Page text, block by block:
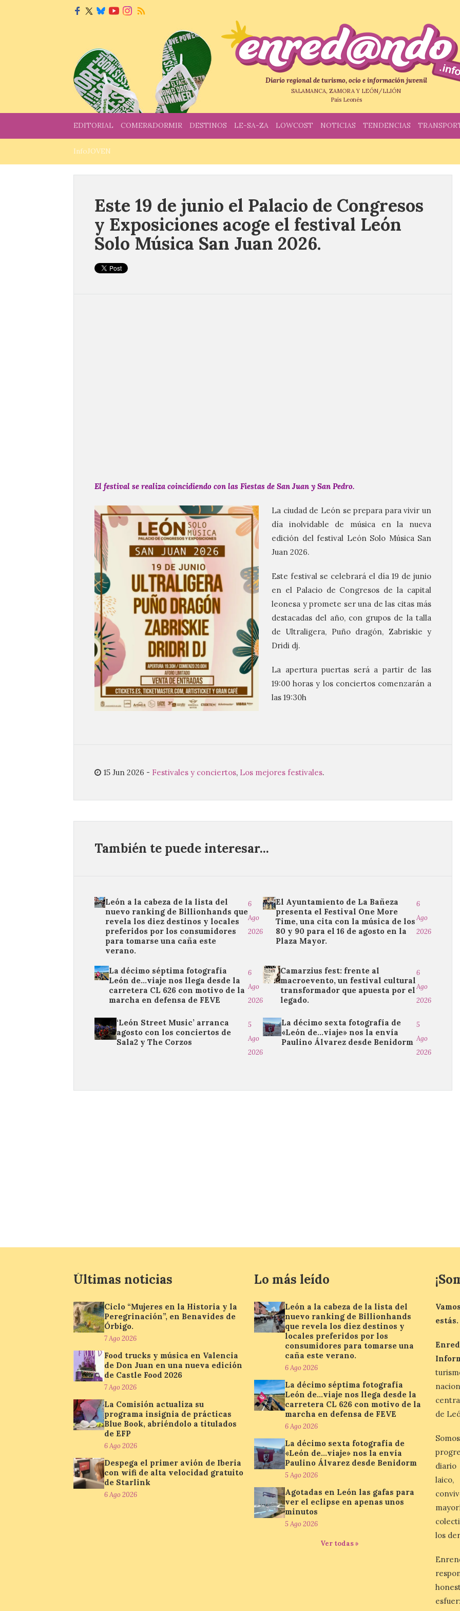
Diario regional de turismo, ocio e información juvenil
SALAMANCA, ZAMORA Y LEÓN/LLIÓN
País Leonés
EDITORIAL COMER&DORMIR DESTINOS LE-SA-ZA LOWCOST NOTICIAS TENDENCIAS
InfoJOVEN
Este 19 de junio el Palacio de Congresos
y Exposiciones acoge el festival León
Solo Música San Juan 2026.
El festival se realiza coincidiendo con las Fiestas de San Juan y San Pedro.
La ciudad de León se prepara para vivir un
día inolvidable de música en la nueva
edición del festival León Solo Música San
Juan 2026.
Este festival se celebrará el día 19 de junio
en el Palacio de Congresos de la capital
leonesa y promete ser una de las citas más
destacadas del año, con grupos de la talla
de Ultraligera, Puño dragón, Zabriskie y
Dridi dj.
La apertura puertas será a partir de las
19:00 horas y los conciertos comenzarán a
las 19:30h
15 Jun 2026 - Festivales y conciertos, Los mejores festivales.
También te puede interesar...
León a la cabeza de la lista del
nuevo ranking de Billionhands que
revela los diez destinos y locales
preferidos por los consumidores
para tomarse una caña este
verano.
6
Ago
2026
El Ayuntamiento de La Bañeza
presenta el Festival One More
Time, una cita con la música de los
80 y 90 para el 16 de agosto en la
Plaza Mayor.
6
Ago
2026
La décimo séptima fotografía
León de…viaje nos llega desde la
carretera CL 626 con motivo de la
marcha en defensa de FEVE
6
Ago
2026
Camarzius fest: frente al
macroevento, un festival cultural
transformador que apuesta por el
legado.
6
Ago
2026
‘León Street Music’ arranca
agosto con los conciertos de
Sala2 y The Corzos
5
Ago
2026
La décimo sexta fotografía de
«León de…viaje» nos la envía
Paulino Álvarez desde Benidorm
5
Ago
2026
Últimas noticias
Ciclo “Mujeres en la Historia y la
Peregrinación”, en Benavides de
Órbigo.
7 Ago 2026
Food trucks y música en Valencia
de Don Juan en una nueva edición
de Castle Food 2026
7 Ago 2026
La Comisión actualiza su
programa insignia de prácticas
Blue Book, abriéndolo a titulados
de EFP
6 Ago 2026
Despega el primer avión de Iberia
con wifi de alta velocidad gratuito
de Starlink
6 Ago 2026
Lo más leído
León a la cabeza de la lista del
nuevo ranking de Billionhands
que revela los diez destinos y
locales preferidos por los
consumidores para tomarse una
caña este verano.
6 Ago 2026
La décimo séptima fotografía
León de…viaje nos llega desde la
carretera CL 626 con motivo de la
marcha en defensa de FEVE
6 Ago 2026
La décimo sexta fotografía de
«León de…viaje» nos la envía
Paulino Álvarez desde Benidorm
5 Ago 2026
Agotadas en León las gafas para
ver el eclipse en apenas unos
minutos
5 Ago 2026
Ver todas »
estás.
de
diario
los